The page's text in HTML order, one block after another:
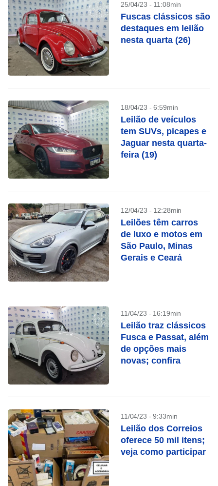
25/04/23 - 11:08min
Fuscas clássicos são
destaques em leilão
nesta quarta (26)
18/04/23 - 6:59min
Leilão de veículos
tem SUVs, picapes e
Jaguar nesta quarta-
feira (19)
12/04/23 - 12:28min
Leilões têm carros
de luxo e motos em
São Paulo, Minas
Gerais e Ceará
11/04/23 - 16:19min
Leilão traz clássicos
Fusca e Passat, além
de opções mais
novas; confira
11/04/23 - 9:33min
Leilão dos Correios
oferece 50 mil itens;
veja como participar